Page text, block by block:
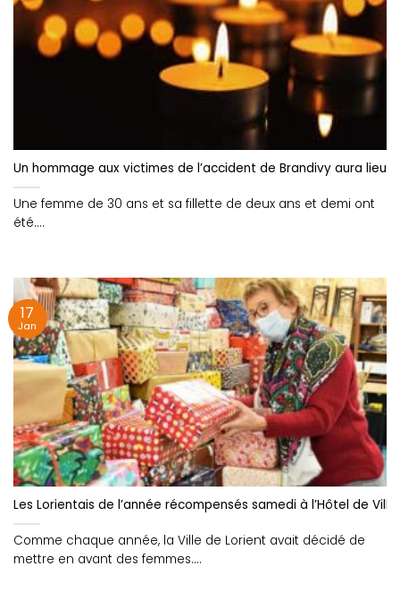
Un hommage aux victimes de l’accident de Brandivy aura lieu
Une femme de 30 ans et sa fillette de deux ans et demi ont
été....
Les Lorientais de l’année récompensés samedi à l’Hôtel de Ville
Comme chaque année, la Ville de Lorient avait décidé de
mettre en avant des femmes....
17
Jan